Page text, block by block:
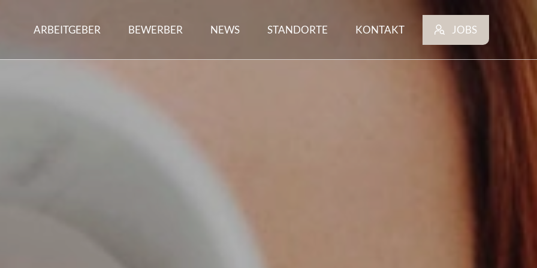
ARBEITGEBER BEWERBER NEWS STANDORTE KONTAKT JOBS